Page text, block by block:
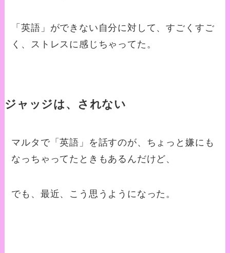
「英語」ができない自分に対して、すごくすご
く、ストレスに感じちゃってた。
ジャッジは、されない
マルタで「英語」を話すのが、ちょっと嫌にも
なっちゃってたときもあるんだけど、
でも、最近、こう思うようになった。